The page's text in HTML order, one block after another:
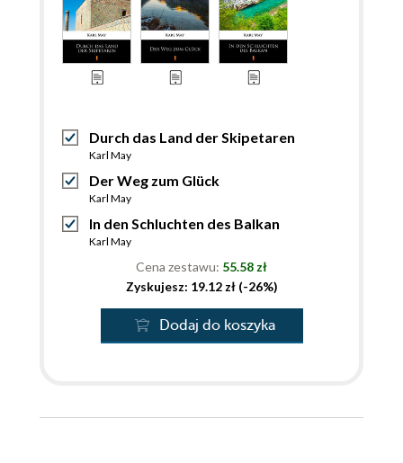
Durch das Land der Skipetaren
Karl May
Der Weg zum Glück
Karl May
In den Schluchten des Balkan
Karl May
Cena zestawu: 55.58 zł
Zyskujesz: 19.12 zł (-26%)
Dodaj do koszyka